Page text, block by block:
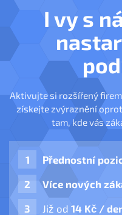
I vy s
Aktivujte si rozšířený
získejte zvýraznění
tam, kde vás
Přednostní
Více nových
Již od 14 Kč /